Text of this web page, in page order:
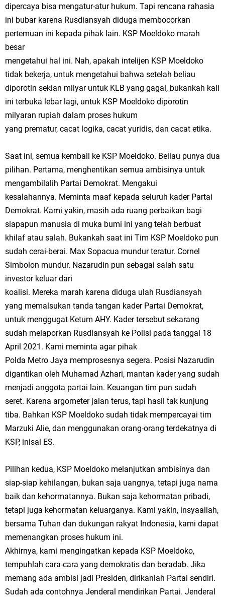
dipercaya bisa mengatur-atur hukum. Tapi rencana rahasia
ini bubar karena Rusdiansyah diduga membocorkan
pertemuan ini kepada pihak lain. KSP Moeldoko marah
besar
mengetahui hal ini. Nah, apakah intelijen KSP Moeldoko
tidak bekerja, untuk mengetahui bahwa setelah beliau
diporotin sekian milyar untuk KLB yang gagal, bukankah kali
ini terbuka lebar lagi, untuk KSP Moeldoko diporotin
milyaran rupiah dalam proses hukum
yang prematur, cacat logika, cacat yuridis, dan cacat etika.
Saat ini, semua kembali ke KSP Moeldoko. Beliau punya dua
pilihan. Pertama, menghentikan semua ambisinya untuk
mengambilalih Partai Demokrat. Mengakui
kesalahannya. Meminta maaf kepada seluruh kader Partai
Demokrat. Kami yakin, masih ada ruang perbaikan bagi
siapapun manusia di muka bumi ini yang telah berbuat
khilaf atau salah. Bukankah saat ini Tim KSP Moeldoko pun
sudah cerai-berai. Max Sopacua mundur teratur. Cornel
Simbolon mundur. Nazarudin pun sebagai salah satu
investor keluar dari
koalisi. Mereka marah karena diduga ulah Rusdiansyah
yang memalsukan tanda tangan kader Partai Demokrat,
untuk menggugat Ketum AHY. Kader tersebut sekarang
sudah melaporkan Rusdiansyah ke Polisi pada tanggal 18
April 2021. Kami meminta agar pihak
Polda Metro Jaya memprosesnya segera. Posisi Nazarudin
digantikan oleh Muhamad Azhari, mantan kader yang sudah
menjadi anggota partai lain. Keuangan tim pun sudah
seret. Karena argometer jalan terus, tapi hasil tak kunjung
tiba. Bahkan KSP Moeldoko sudah tidak mempercayai tim
Marzuki Alie, dan menggunakan orang-orang terdekatnya di
KSP, inisal ES.
Pilihan kedua, KSP Moeldoko melanjutkan ambisinya dan
siap-siap kehilangan, bukan saja uangnya, tetapi juga nama
baik dan kehormatannya. Bukan saja kehormatan pribadi,
tetapi juga kehormatan keluarganya. Kami yakin, insyaallah,
bersama Tuhan dan dukungan rakyat Indonesia, kami dapat
memenangkan proses hukum ini.
Akhirnya, kami mengingatkan kepada KSP Moeldoko,
tempuhlah cara-cara yang demokratis dan beradab. Jika
memang ada ambisi jadi Presiden, dirikanlah Partai sendiri.
Sudah ada contohnya Jenderal mendirikan Partai. Jenderal